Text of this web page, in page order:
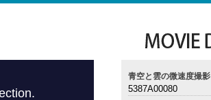
青空と雲の微速度撮影
5387A00080